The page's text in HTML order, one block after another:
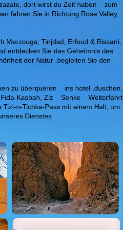
dort wirst du Zeit haben
zum
fahren Sie in Richtung Rose Valley,
Merzouga; Tinjdad, Erfoud & Rissani,
entdecken Sie das Geheimnis des
der Natur .begleiten Sie den
zu überqueren
ins hotel .duschen,
Kasbah, Ziz Senke
Weiterfahrt
n-Tichka-Pass mit einem Halt, um
Dienstes